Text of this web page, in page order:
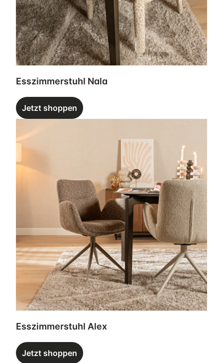
Esszimmerstuhl Nala
Jetzt shoppen
Esszimmerstuhl Alex
Jetzt shoppen